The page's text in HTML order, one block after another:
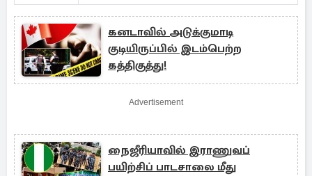
கனடாவில் அடுக்குமாடி
குடியிருப்பில் இடம்பெற்ற
கத்திகுத்து!
Advertisement
நைஜீரியாவில் இராணுவப்
பயிற்சிப் பாடசாலை மீது